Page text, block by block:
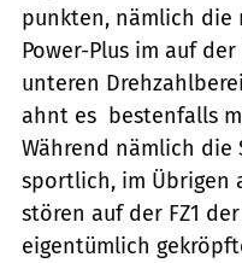
punkten, nämlich die
Power-Plus im auf
unteren
ahnt es  bestenfalls
Während nämlich die
sportlich, im Übrigen
stören auf der FZ1
eigentümlich